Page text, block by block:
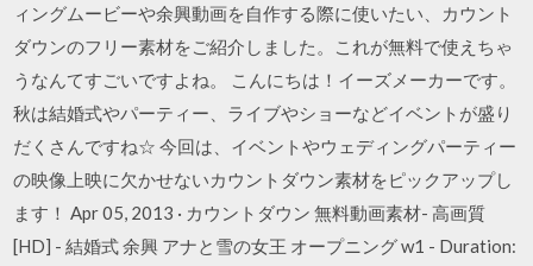
ィングムービーや余興動画を自作する際に使いたい、カウント
ダウンのフリー素材をご紹介しました。これが無料で使えちゃ
うなんてすごいですよね。 こんにちは！イーズメーカーです。
秋は結婚式やパーティー、ライブやショーなどイベントが盛り
だくさんですね☆ 今回は、イベントやウェディングパーティー
の映像上映に欠かせないカウントダウン素材をピックアップし
ます！ Apr 05, 2013 · カウントダウン 無料動画素材- 高画質
[HD] - 結婚式 余興 アナと雪の女王 オープニング w1 - Duration: